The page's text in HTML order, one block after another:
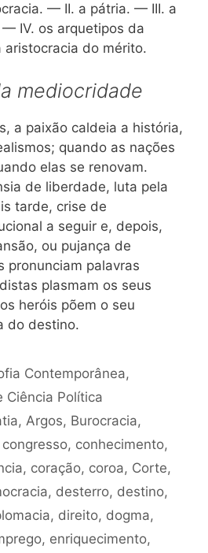
— II. a pátria. — III. a
IV. os arquetipos da
do mérito.
mediocridade
a paixão caldeia a história,
quando as nações
elas se renovam.
de liberdade, luta pela
tarde, crise de
a seguir e, depois,
ou pujança de
pronunciam palavras
plasmam os seus
heróis põem o seu
do destino.
Contemporânea,
Ciência Política
, Argos, Burocracia,
congresso, conhecimento,
, coração, coroa, Corte,
, desterro, destino,
, direito, dogma,
, enriquecimento,